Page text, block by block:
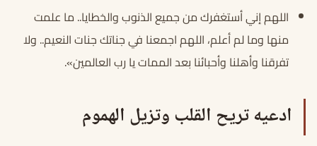
اللهم إني أستغفرك من جميع الذنوب والخطايا.. ما علمت
منها وما لم أعلم، اللهم اجمعنا في جناتك جنات النعيم.. ولا
تفرقنا وأهلنا وأحبائنا بعد الممات يا رب العالمين».
ادعيه تريح القلب وتزيل الهموم